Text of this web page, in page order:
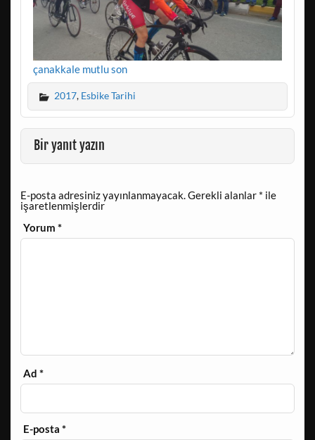
çanakkale mutlu son
2017, Esbike Tarihi
Bir yanıt yazın
E-posta adresiniz yayınlanmayacak.Gerekli alanlar * ile
işaretlenmişlerdir
Yorum*
Ad*
E-posta*